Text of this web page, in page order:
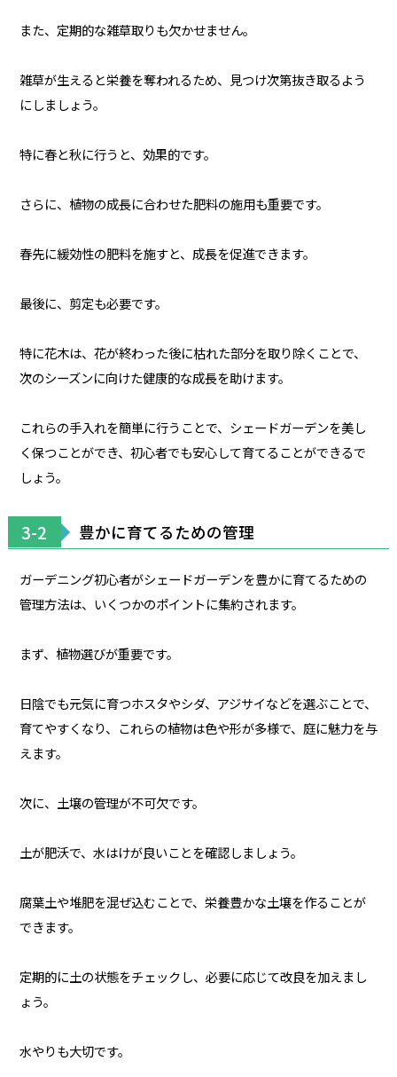
また、定期的な雑草取りも欠かせません。
雑草が生えると栄養を奪われるため、見つけ次第抜き取るよう
にしましょう。
特に春と秋に行うと、効果的です。
さらに、植物の成長に合わせた肥料の施用も重要です。
春先に緩効性の肥料を施すと、成長を促進できます。
最後に、剪定も必要です。
特に花木は、花が終わった後に枯れた部分を取り除くことで、
次のシーズンに向けた健康的な成長を助けます。
これらの手入れを簡単に行うことで、シェードガーデンを美し
く保つことができ、初心者でも安心して育てることができるで
しょう。
3-2 豊かに育てるための管理
ガーデニング初心者がシェードガーデンを豊かに育てるための
管理方法は、いくつかのポイントに集約されます。
まず、植物選びが重要です。
日陰でも元気に育つホスタやシダ、アジサイなどを選ぶことで、
育てやすくなり、これらの植物は色や形が多様で、庭に魅力を与
えます。
次に、土壌の管理が不可欠です。
土が肥沃で、水はけが良いことを確認しましょう。
腐葉土や堆肥を混ぜ込むことで、栄養豊かな土壌を作ることが
できます。
定期的に土の状態をチェックし、必要に応じて改良を加えまし
ょう。
水やりも大切です。